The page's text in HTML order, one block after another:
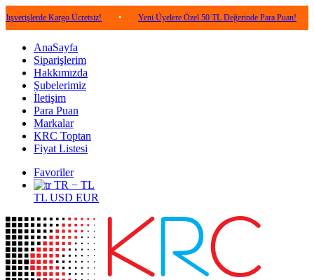
Kargo Ücretsiz! • Yeni Üyelere Özel 50 TL Değerinde Para Puan! •
AnaSayfa
Siparişlerim
Hakkımızda
Şubelerimiz
İletişim
Para Puan
Markalar
KRC Toptan
Fiyat Listesi
Favoriler
TR − TL
TL USD EUR